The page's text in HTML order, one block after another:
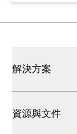
解決方案
資源與文件